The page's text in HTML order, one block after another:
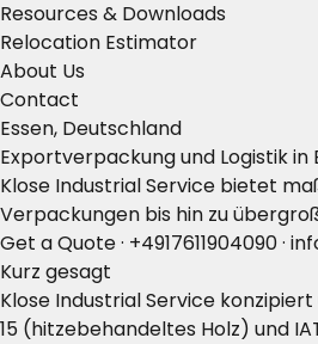
Resources & Downloads
Relocation Estimator
About Us
Contact
Essen, Deutschland
Exportverpackung und Logistik in
Klose Industrial Service bietet
Verpackungen bis hin zu
Get a Quote· +4917611904090·
Kurz gesagt
Klose Industrial Service
15 (hitzebehandeltes Holz) und